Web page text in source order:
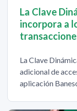
La Clave
incorpora a
La Clave
adicional de
aplicación